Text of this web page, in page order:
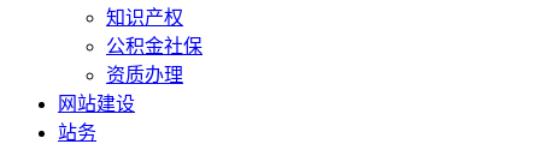
知识产权
公积金社保
资质办理
网站建设
站务